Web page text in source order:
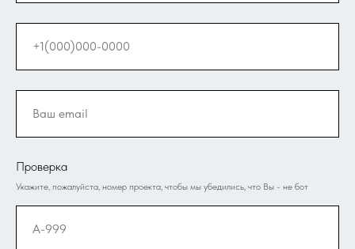
Проверка
Укажите, пожалуйста, номер проекта, чтобы мы убедились, что Вы - не бот